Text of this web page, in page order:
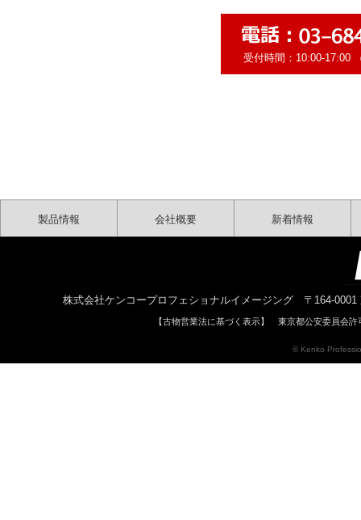
受付時間：10:00-
製品情報 会社概要 新着情報
株式会社ケンコープロフェショナルイメージング 〒164-
【古物営業法に基づく表示】 東京都公安委員会
© Kenko